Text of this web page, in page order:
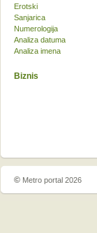
Biznis
Erotski
Sanjarica
Numerologija
Analiza datuma
Analiza imena
© Metro portal 2026